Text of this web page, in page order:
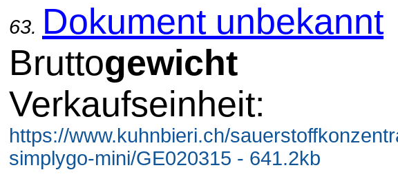
63. Dokument unbekannt
Bruttogewicht
Verkaufseinheit:
https://www.kuhnbieri.ch/
simplygo-mini/GE020315 - 641.2kb